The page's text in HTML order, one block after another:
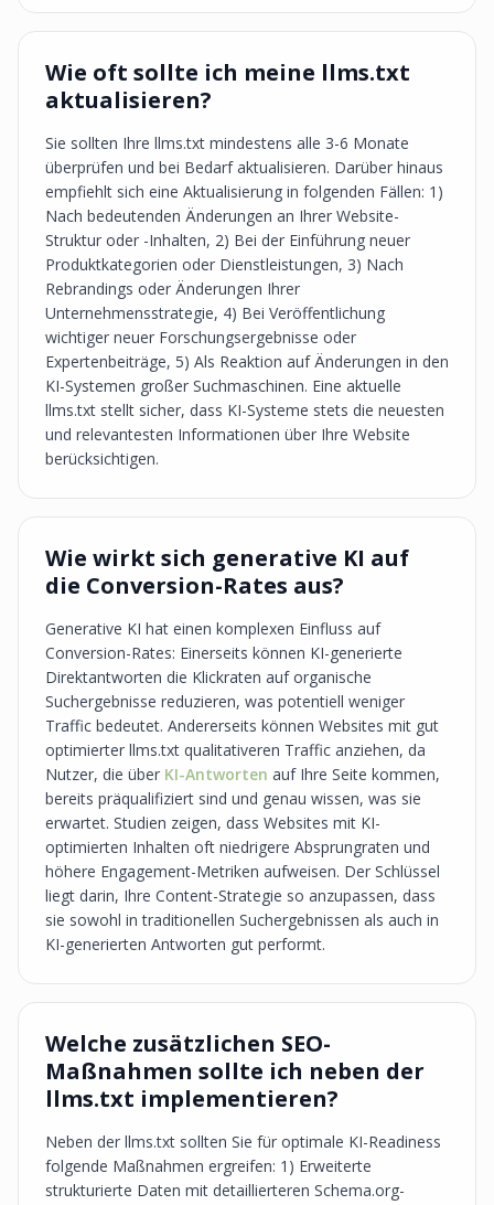
Wie oft sollte ich meine llms.txt
aktualisieren?
Sie sollten Ihre llms.txt mindestens alle 3-6 Monate
überprüfen und bei Bedarf aktualisieren. Darüber hinaus
empfiehlt sich eine Aktualisierung in folgenden Fällen: 1)
Nach bedeutenden Änderungen an Ihrer Website-
Struktur oder -Inhalten, 2) Bei der Einführung neuer
Produktkategorien oder Dienstleistungen, 3) Nach
Rebrandings oder Änderungen Ihrer
Unternehmensstrategie, 4) Bei Veröffentlichung
wichtiger neuer Forschungsergebnisse oder
Expertenbeiträge, 5) Als Reaktion auf Änderungen in den
KI-Systemen großer Suchmaschinen. Eine aktuelle
llms.txt stellt sicher, dass KI-Systeme stets die neuesten
und relevantesten Informationen über Ihre Website
berücksichtigen.
Wie wirkt sich generative KI auf
die Conversion-Rates aus?
Generative KI hat einen komplexen Einfluss auf
Conversion-Rates: Einerseits können KI-generierte
Direktantworten die Klickraten auf organische
Suchergebnisse reduzieren, was potentiell weniger
Traffic bedeutet. Andererseits können Websites mit gut
optimierter llms.txt qualitativeren Traffic anziehen, da
Nutzer, die über KI-Antworten auf Ihre Seite kommen,
bereits präqualifiziert sind und genau wissen, was sie
erwartet. Studien zeigen, dass Websites mit KI-
optimierten Inhalten oft niedrigere Absprungraten und
höhere Engagement-Metriken aufweisen. Der Schlüssel
liegt darin, Ihre Content-Strategie so anzupassen, dass
sie sowohl in traditionellen Suchergebnissen als auch in
KI-generierten Antworten gut performt.
Welche zusätzlichen SEO-
Maßnahmen sollte ich neben der
llms.txt implementieren?
Neben der llms.txt sollten Sie für optimale KI-Readiness
folgende Maßnahmen ergreifen: 1) Erweiterte
strukturierte Daten mit detaillierteren Schema.org-